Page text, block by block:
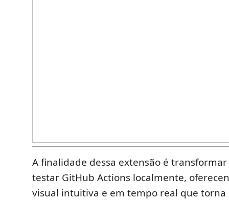
A finalidade dessa extensão é
testar GitHub Actions localmente,
visual intuitiva e em tempo real que torna